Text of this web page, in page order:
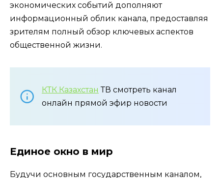
экономических событий дополняют
информационный облик канала, предоставляя
зрителям полный обзор ключевых аспектов
общественной жизни.
КТК Казахстан ТВ смотреть канал
онлайн прямой эфир новости
Единое окно в мир
Будучи основным государственным каналом,